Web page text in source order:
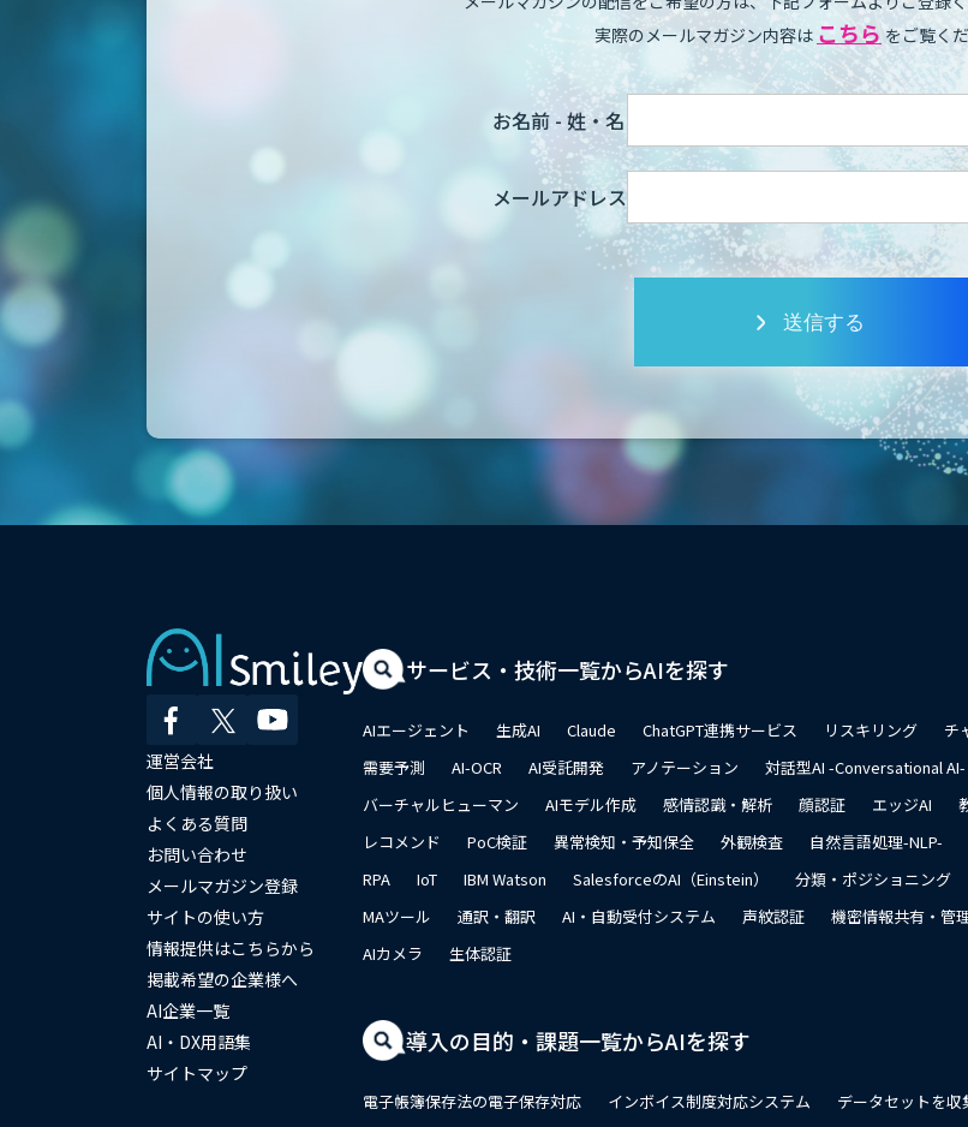
実際のメールマガジン内容は こちら をご覧くだ
お名前 - 姓・名
メールアドレス
送信する
運営会社
個人情報の取り扱い
よくある質問
お問い合わせ
メールマガジン登録
サイトの使い方
情報提供はこちらから
掲載希望の企業様へ
AI企業一覧
AI・DX用語集
サイトマップ
サービス・技術一覧からAIを探す
AIエージェント 生成AI Claude ChatGPT連携サービス リスキリング チ
需要予測
AI-OCR AI受託開発 アノテーション 対話型AI -Conversational AI-
バーチャルヒューマン
AIモデル作成 感情認識・解析 顔認証 エッジAI
レコメンド
PoC検証 異常検知・予知保全 外観検査 自然言語処理-NLP-
RPA
IoT IBM Watson SalesforceのAI（Einstein） 分類・ポジショニング
MAツール
通訳・翻訳 AI・自動受付システム 声紋認証 機密情報共有・管
AIカメラ
生体認証
導入の目的・課題一覧からAIを探す
電子帳簿保存法の電子保存対応 インボイス制度対応システム データセットを収